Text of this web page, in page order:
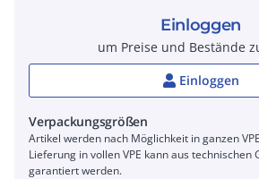
Einloggen
um Preise und Bestände
Einloggen
Verpackungsgrößen
Artikel werden nach Möglichkeit in ganzen
Lieferung in vollen VPE kann aus technischen
garantiert werden.